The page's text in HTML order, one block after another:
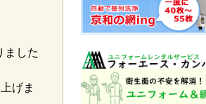
ました
げま